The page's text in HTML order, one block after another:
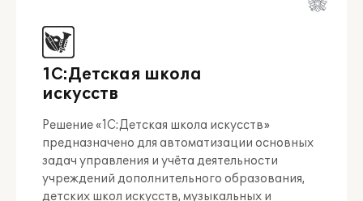
1С:Детская школа
искусств
Решение «1С:Детская школа искусств»
предназначено для автоматизации основных
задач управления и учёта деятельности
учреждений дополнительного образования,
детских школ искусств, музыкальных и